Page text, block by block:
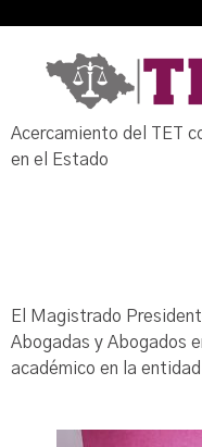
Acercamiento del TET
en el Estado
El Magistrado
Abogadas y Abogados
académico en la